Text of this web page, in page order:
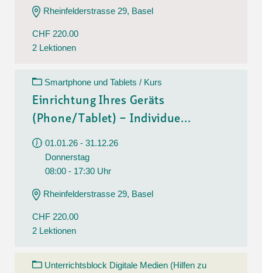
Rheinfelderstrasse 29, Basel
CHF 220.00
2 Lektionen
Smartphone und Tablets / Kurs
Einrichtung Ihres Geräts
(Phone/Tablet) – Individue...
01.01.26 - 31.12.26
Donnerstag
08:00 - 17:30 Uhr
Rheinfelderstrasse 29, Basel
CHF 220.00
2 Lektionen
Unterrichtsblock Digitale Medien (Hilfen zu